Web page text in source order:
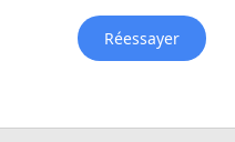
Réessayer